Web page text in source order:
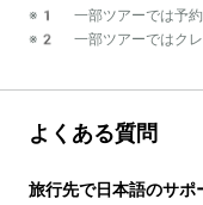
※1 一部ツアーでは予約
※2 一部ツアーではクレ
よくある質問
旅行先で日本語のサポ